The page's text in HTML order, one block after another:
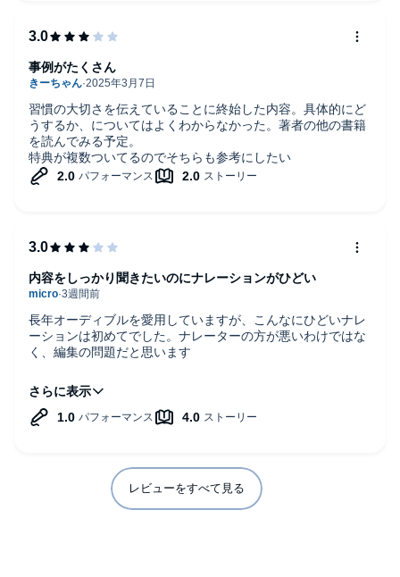
習慣の大切さを伝えていることに終始した内容。具体的にど
うするか、についてはよくわからなかった。著者の他の書籍
を読んでみる予定。
特典が複数ついてるのでそちらも参考にしたい
事例がたくさん
長年オーディブルを愛用していますが、こんなにひどいナレ
ーションは初めてでした。ナレーターの方が悪いわけではな
く、編集の問題だと思います
後半のチャプター5くらい？から変な編集が減り聞きやすく
なりましたが、前半はナレーションをつぎはぎでくっつけて
いて音量もまちまち、全く集中できず内容が入ってきません
ぜひ収録し直していただきたいです
習慣化についての内容は興味深いものでした。ナレーション
内容をしっかり聞きたいのにナレーションがひどい
レビューをすべて見る